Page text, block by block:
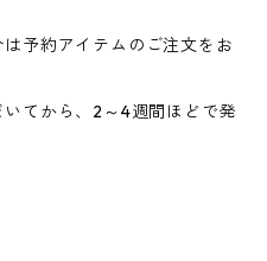
予約アイテムのご注文をお
てから、2～4週間ほどで発